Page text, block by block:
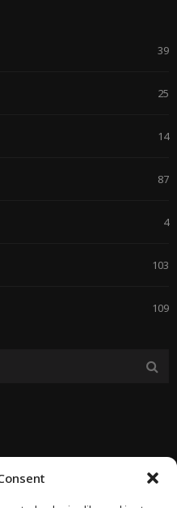
39
25
14
87
4
103
109